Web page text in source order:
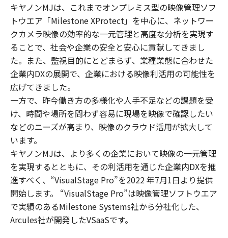
キヤノンMJは、これまでオンプレミス型の映像管理ソフ
トウエア「Milestone XProtect」を中心に、ネットワー
クカメラ映像の効率的な一元管理と高度な分析を実現す
ることで、社会や企業の安全と安心に貢献してきまし
た。また、監視目的にとどまらず、業種業態に合わせた
企業内DXの展開で、企業における映像利活用の可能性を
広げてきました。
一方で、昨今働き方の多様化や人手不足などの課題を受
け、時間や場所を問わず容易に現場を映像で確認したい
などのニーズが高まり、映像のクラウド活用が拡大して
います。
キヤノンMJは、より多くの企業において映像の一元管理
を実現するとともに、その利活用を通じた企業内DXを推
進すべく、“VisualStage Pro”を2022 年7月1日より提供
開始します。 “VisualStage Pro”は映像管理ソフトウエア
で実績のあるMilestone Systems社から分社化した、
Arcules社が開発したVSaaSです。